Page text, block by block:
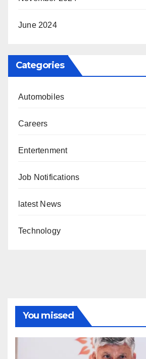
June 2024
Categories
Automobiles
Careers
Entertenment
Job Notifications
latest News
Technology
You missed